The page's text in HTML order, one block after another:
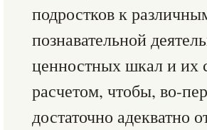
подростков к
познавательной
ценностных шкал и их
расчетом, чтобы, во-
достаточно адекватно